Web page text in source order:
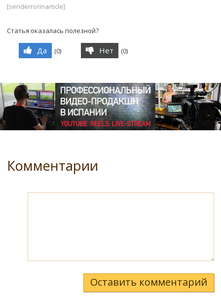
[senderrorinarticle]
Статья оказалась полезной?
Да (0) Нет (0)
Комментарии
Оставить комментарий